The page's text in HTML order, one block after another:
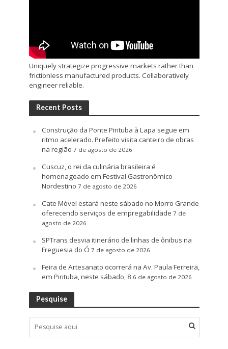
Uniquely strategize progressive markets rather than
frictionless manufactured products. Collaboratively
engineer reliable.
Recent Posts
Construção da Ponte Pirituba à Lapa segue em
ritmo acelerado. Prefeito visita canteiro de obras
na região 7 de agosto de 2026
Cuscuz, o rei da culinária brasileira é
homenageado em Festival Gastronômico
Nordestino 7 de agosto de 2026
Cate Móvel estará neste sábado no Morro Grande
oferecendo serviços de empregabilidade 7 de
agosto de 2026
SPTrans desvia itinerário de linhas de ônibus na
Freguesia do Ó 7 de agosto de 2026
Feira de Artesanato ocorrerá na Av. Paula Ferreira,
em Pirituba, neste sábado, 8 6 de agosto de 2026
Pesquise